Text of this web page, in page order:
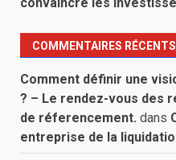
COMMENTAIRES RÉCENTS
Comment définir une
? – Le rendez-vous des
de réferencement. dans
entreprise de la